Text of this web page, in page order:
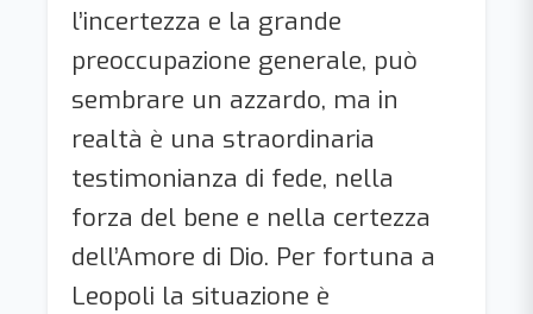
l’incertezza e la grande
preoccupazione generale, può
sembrare un azzardo, ma in
realtà è una straordinaria
testimonianza di fede, nella
forza del bene e nella certezza
dell’Amore di Dio. Per fortuna a
Leopoli la situazione è